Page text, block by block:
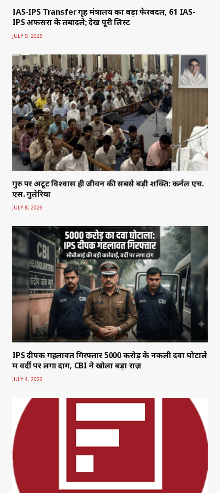
IAS-IPS Transfer गृह मंत्रालय का बड़ा फेरबदल, 61 IAS-
IPS अफसरों के तबादले; देखें पूरी लिस्ट
JULY 9, 2026
गुरु पर अटूट विश्वास ही जीवन की सबसे बड़ी शक्ति: कर्नल एच.
एस. गुलेरिया
JULY 8, 2026
IPS दीपक गहलावत गिरफ्तार 5000 करोड़ के नकली दवा घोटाले
में वर्दी पर लगा दाग, CBI ने खोला बड़ा राज़
JULY 4, 2026